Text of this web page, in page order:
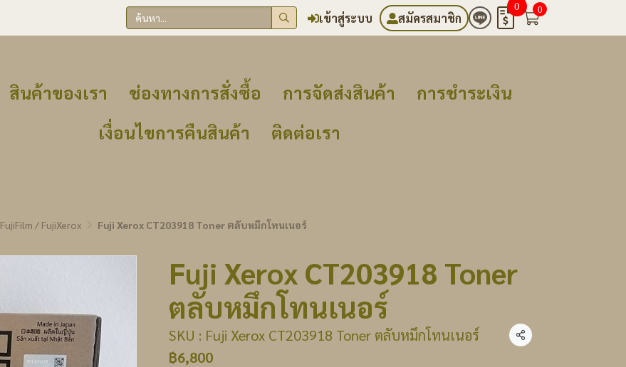
เข้าสู่ระบบ สมัครสมาชิก
0 0
สินค้าของเรา ช่องทางการสั่งซื้อ การจัดส่งสินค้า
การชำระเงิน
เงื่อนไขการคืนสินค้า
ติดต่อเรา
FujiFilm / FujiXerox Fuji Xerox CT203918 Toner ตลับหมึกโทนเนอร์
Fuji Xerox CT203918 Toner
ตลับหมึกโทนเนอร์
SKU : Fuji Xerox CT203918 Toner ตลับหมึกโทนเนอร์ แชร์
฿6,800